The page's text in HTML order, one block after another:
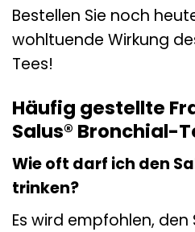
Bestellen Sie noch
wohltuende Wirkung
Tees!
Häufig gestellte
Salus® Bronchial-
Wie oft darf ich den
trinken?
Es wird empfohlen, den